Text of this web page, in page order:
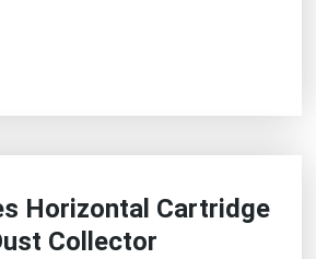
Horizontal Cartridge
Collector